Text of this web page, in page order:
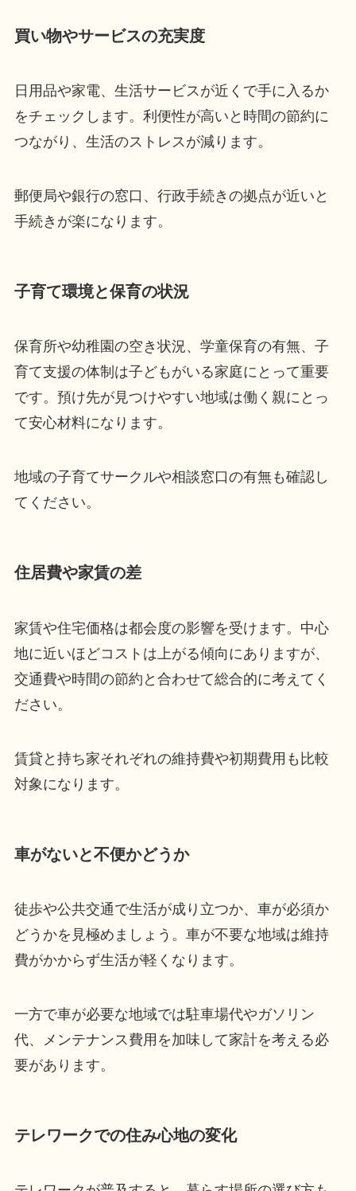
買い物やサービスの充実度
日用品や家電、生活サービスが近くで手に入るか
をチェックします。利便性が高いと時間の節約に
つながり、生活のストレスが減ります。
郵便局や銀行の窓口、行政手続きの拠点が近いと
手続きが楽になります。
子育て環境と保育の状況
保育所や幼稚園の空き状況、学童保育の有無、子
育て支援の体制は子どもがいる家庭にとって重要
です。預け先が見つけやすい地域は働く親にとっ
て安心材料になります。
地域の子育てサークルや相談窓口の有無も確認し
てください。
住居費や家賃の差
家賃や住宅価格は都会度の影響を受けます。中心
地に近いほどコストは上がる傾向にありますが、
交通費や時間の節約と合わせて総合的に考えてく
ださい。
賃貸と持ち家それぞれの維持費や初期費用も比較
対象になります。
車がないと不便かどうか
徒歩や公共交通で生活が成り立つか、車が必須か
どうかを見極めましょう。車が不要な地域は維持
費がかからず生活が軽くなります。
一方で車が必要な地域では駐車場代やガソリン
代、メンテナンス費用を加味して家計を考える必
要があります。
テレワークでの住み心地の変化